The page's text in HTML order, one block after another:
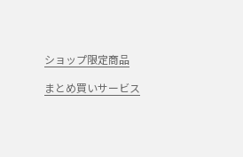
ショップ限定商品
まとめ買いサービス